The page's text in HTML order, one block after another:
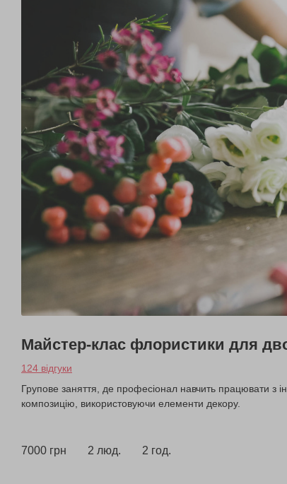
Майстер-клас флористики для
124 відгуки
Групове заняття, де професіонал навчить працювати з
композицію, використовуючи елементи декору.
7000 грн 2 люд. 2 год.